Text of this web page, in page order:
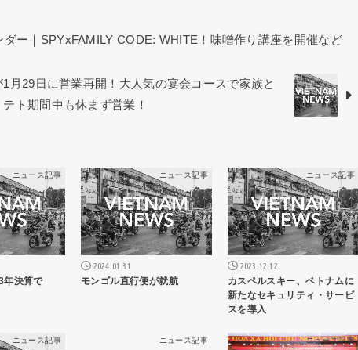
ダー｜SPYxFAMILY CODE: WHITE！味噌作り講座を開催など
月29日に営業再開！大人気の宴会コースで家族と
ト期間中も休まず営業！
ニュース記事
年決算で
ニュース記事
2024.01.31
モンゴル直行便が就航
ニュース記事
2023.12.12
カスペルスキー、ベトナムに
新たなセキュリティ・サービ
スを導入
ニュース記事 ニュース記事 ニュース記事